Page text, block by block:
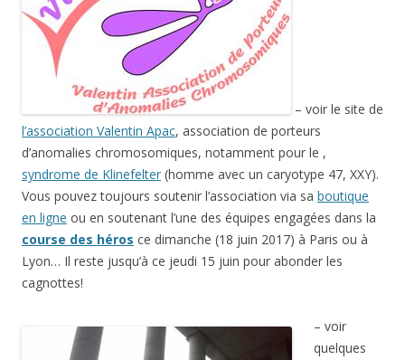
– voir le site de
l’association Valentin Apac, association de porteurs
d’anomalies chromosomiques, notamment pour le ,
syndrome de Klinefelter (homme avec un caryotype 47, XXY).
Vous pouvez toujours soutenir l’association via sa boutique
en ligne ou en soutenant l’une des équipes engagées dans la
course des héros ce dimanche (18 juin 2017) à Paris ou à
Lyon… Il reste jusqu’à ce jeudi 15 juin pour abonder les
cagnottes!
– voir
quelques